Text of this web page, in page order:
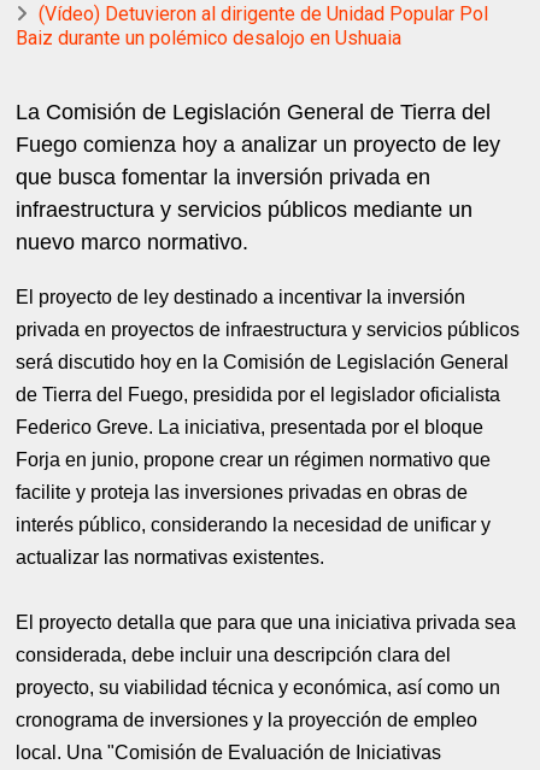
(Vídeo) Detuvieron al dirigente de Unidad Popular Pol
Baiz durante un polémico desalojo en Ushuaia
La Comisión de Legislación General de Tierra del
Fuego comienza hoy a analizar un proyecto de ley
que busca fomentar la inversión privada en
infraestructura y servicios públicos mediante un
nuevo marco normativo.
El proyecto de ley destinado a incentivar la inversión
privada en proyectos de infraestructura y servicios públicos
será discutido hoy en la Comisión de Legislación General
de Tierra del Fuego, presidida por el legislador oficialista
Federico Greve. La iniciativa, presentada por el bloque
Forja en junio, propone crear un régimen normativo que
facilite y proteja las inversiones privadas en obras de
interés público, considerando la necesidad de unificar y
actualizar las normativas existentes.
El proyecto detalla que para que una iniciativa privada sea
considerada, debe incluir una descripción clara del
proyecto, su viabilidad técnica y económica, así como un
cronograma de inversiones y la proyección de empleo
local. Una "Comisión de Evaluación de Iniciativas